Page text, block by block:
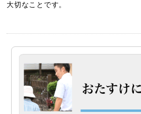
大切なことです。